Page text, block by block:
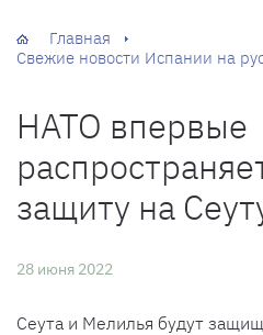
Главная
Свежие новости Испании на
НАТО впервые
защиту на
28 июня 2022
Сеута и Мелилья будут